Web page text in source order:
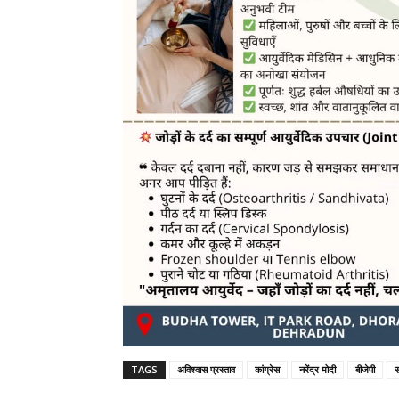
TAGS अविश्वास प्रस्ताव कांग्रेस नरेंद्र मोदी बीजेपी